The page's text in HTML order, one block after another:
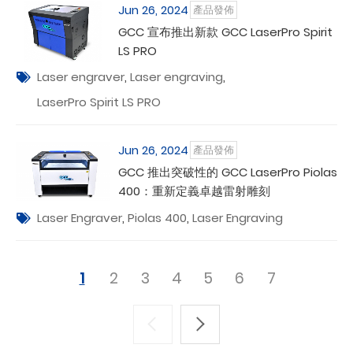
Jun 26, 2024 產品發佈
GCC 宣布推出新款 GCC LaserPro Spirit
LS PRO
Laser engraver, Laser engraving,
LaserPro Spirit LS PRO
Jun 26, 2024 產品發佈
GCC 推出突破性的 GCC LaserPro Piolas
400：重新定義卓越雷射雕刻
Laser Engraver, Piolas 400, Laser Engraving
1 2 3 4 5 6 7